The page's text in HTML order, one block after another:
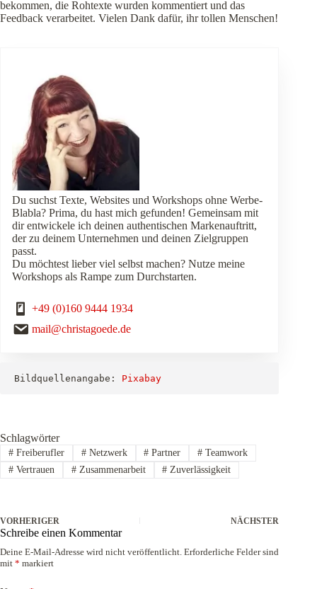
bekommen, die Rohtexte wurden kommentiert und das
Feedback verarbeitet. Vielen Dank dafür, ihr tollen Menschen!
Du suchst Texte, Websites und Workshops ohne Werbe-
Blabla? Prima, du hast mich gefunden! Gemeinsam mit
dir entwickele ich deinen authentischen Markenauftritt,
der zu deinem Unternehmen und deinen Zielgruppen
passt.
Du möchtest lieber viel selbst machen? Nutze meine
Workshops als Rampe zum Durchstarten.
+49 (0)160 9444 1934
mail@christagoede.de
Bildquellenangabe: Pixabay
Schlagwörter
#Freiberufler #Netzwerk # Partner # Teamwork
#Vertrauen #Zusammenarbeit # Zuverlässigkeit
VORHERIGER NÄCHSTER
Schreibe einen Kommentar
Deine E-Mail-Adresse wird nicht veröffentlicht. Erforderliche Felder sind
mit * markiert